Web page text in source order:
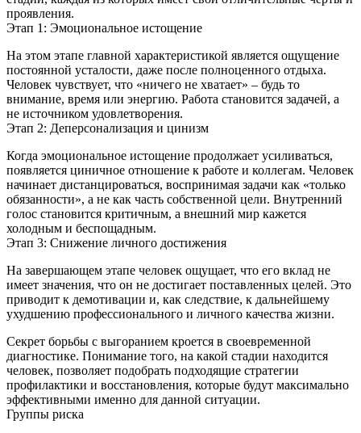
проявления.
Этап 1: Эмоциональное истощение
На этом этапе главной характеристикой является ощущение
постоянной усталости, даже после полноценного отдыха.
Человек чувствует, что «ничего не хватает» – будь то
внимание, время или энергию. Работа становится задачей, а
не источником удовлетворения.
Этап 2: Деперсонализация и цинизм
Когда эмоциональное истощение продолжает усиливаться,
появляется циничное отношение к работе и коллегам. Человек
начинает дистанцироваться, воспринимая задачи как «только
обязанности», а не как часть собственной цели. Внутренний
голос становится критичным, а внешний мир кажется
холодным и беспощадным.
Этап 3: Снижение личного достижения
На завершающем этапе человек ощущает, что его вклад не
имеет значения, что он не достигает поставленных целей. Это
приводит к демотивации и, как следствие, к дальнейшему
ухудшению профессионального и личного качества жизни.
Секрет борьбы с выгоранием кроется в своевременной
диагностике. Понимание того, на какой стадии находится
человек, позволяет подобрать подходящие стратегии
профилактики и восстановления, которые будут максимально
эффективными именно для данной ситуации.
Группы риска